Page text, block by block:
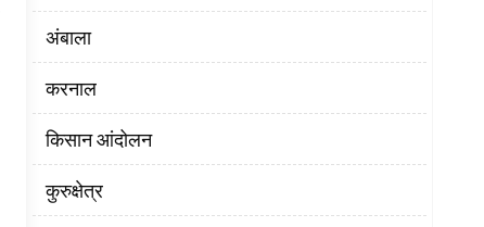
अंबाला
करनाल
किसान आंदोलन
कुरुक्षेत्र